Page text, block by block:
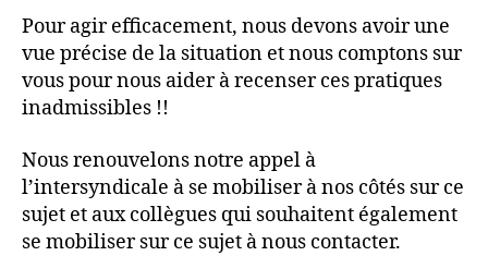
Pour agir efficacement, nous devons avoir une
vue précise de la situation et nous comptons sur
vous pour nous aider à recenser ces pratiques
inadmissibles !!
Nous renouvelons notre appel à
l’intersyndicale à se mobiliser à nos côtés sur ce
sujet et aux collègues qui souhaitent également
se mobiliser sur ce sujet à nous contacter.